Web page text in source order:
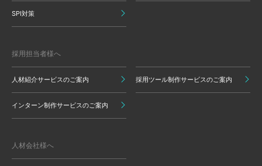
SPI対策
採用担当者様へ
人材紹介サービスのご案内 採用ツール制作サービスのご案内
インターン制作サービスのご案内
人材会社様へ